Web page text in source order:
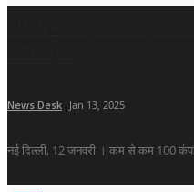
News Desk Jan 13, 2025
नई दिल्ली, 12 जनवरी । कम से कम 100